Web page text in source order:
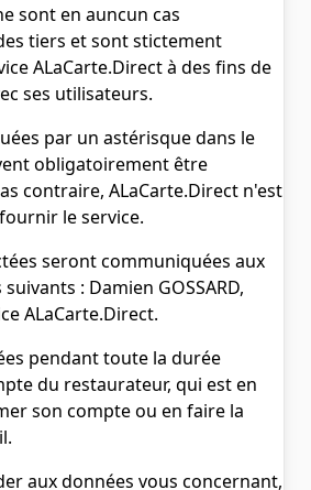
sont en auncun cas
tiers et sont stictement
ALaCarte.Direct à des fins de
ses utilisateurs.
par un astérisque dans le
obligatoirement être
contraire, ALaCarte.Direct n'est
le service.
seront communiquées aux
: Damien GOSSARD,
ALaCarte.Direct.
pendant toute la durée
du restaurateur, qui est en
son compte ou en faire la
aux données vous concernant,